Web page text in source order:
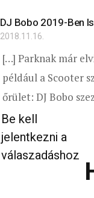
DJ Bobo 2019-Ben
2018.11.16.
[…] Parknak már
például a Scooter
őrület: DJ Bobo
Be kell
jelentkezni a
válaszadáshoz